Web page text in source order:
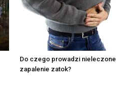
Do czego prowadzi nieleczone
zapalenie zatok?